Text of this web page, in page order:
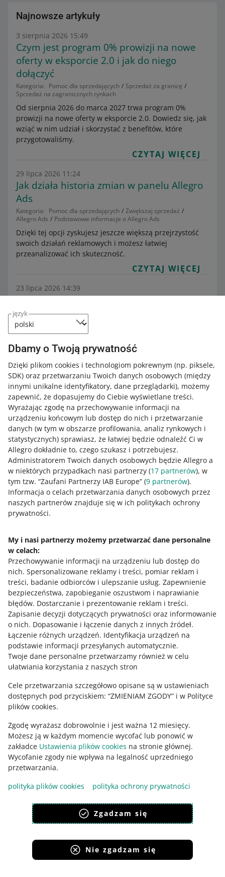
język
Dbamy o Twoją prywatność
Dzięki plikom cookies i technologiom pokrewnym (np. piksele,
SDK) oraz przetwarzaniu Twoich danych osobowych (między
innymi unikalne identyfikatory, dane przeglądarki), możemy
zapewnić, że dopasujemy do Ciebie wyświetlane treści.
Wyrażając zgodę na przechowywanie informacji na
urządzeniu końcowym lub dostęp do nich i przetwarzanie
danych (w tym w obszarze profilowania, analiz rynkowych i
statystycznych) sprawiasz, że łatwiej będzie odnaleźć Ci w
Allegro dokładnie to, czego szukasz i potrzebujesz.
Administratorem Twoich danych osobowych będzie Allegro a
w niektórych przypadkach nasi partnerzy (17 partnerów), w
tym tzw. “Zaufani Partnerzy IAB Europe” (9 partnerów).
Informacja o celach przetwarzania danych osobowych przez
naszych partnerów znajduje się w ich politykach ochrony
prywatności.
My i nasi partnerzy możemy przetwarzać dane personalne
w celach:
Przechowywanie informacji na urządzeniu lub dostęp do
nich. Spersonalizowane reklamy i treści, pomiar reklam i
treści, badanie odbiorców i ulepszanie usług. Zapewnienie
bezpieczeństwa, zapobieganie oszustwom i naprawianie
błędów. Dostarczanie i prezentowanie reklam i treści.
Zapisanie decyzji dotyczących prywatności oraz informowanie
o nich. Dopasowanie i łączenie danych z innych źródeł.
Łączenie różnych urządzeń. Identyfikacja urządzeń na
podstawie informacji przesyłanych automatycznie.
Twoje dane personalne przetwarzamy również w celu
ułatwiania korzystania z naszych stron
Cele przetwarzania szczegółowo opisane są w ustawieniach
dostępnych pod przyciskiem: “ZMIENIAM ZGODY” i w Polityce
plików cookies.
Zgodę wyrażasz dobrowolnie i jest ważna 12 miesięcy.
Możesz ją w każdym momencie wycofać lub ponowić w
zakładce Ustawienia plików cookies na stronie głównej.
Wycofanie zgody nie wpływa na legalność uprzedniego
przetwarzania.
polityka plików cookies
polityka ochrony prywatności
Zgadzam się
Nie zgadzam się
Najnowsze artykuły
3 sierpnia 2026 15:49
Czym jest program 0% prowizji na nowe
oferty w eksporcie 2.0 i jak do niego
dołączyć
Kategoria: Pomoc dla sprzedających
Sprzedaż za granicę
Sprzedaż na zagranicznych rynkach
Od sierpnia 2026 do marca 2027 trwa program 0%
prowizji na nowe oferty w eksporcie 2.0. Dowiedz się, jak
wziąć w nim udział i skorzystać z benefitów, które
przygotowaliśmy.
CZYTAJ WIĘCEJ
29 lipca 2026 11:24
Jak działa historia zmian w panelu Allegro
Ads
Kategoria: Pomoc dla sprzedających
Zwiększaj sprzedaż
Allegro Ads
Podstawowe informacje o Allegro Ads
Dzięki tej opcji zyskujesz jeszcze większą przejrzystość
swoich działań reklamowych i możesz łatwiej
przeanalizować ich skuteczność.
CZYTAJ WIĘCEJ
23 lipca 2026 14:39
Jak włączyć Baner pionowy w Allegro Ads
Kategoria: Pomoc dla sprzedających
Allegro Ads
Reklama graficzna dla zaawansowanych
Baner pionowy to rodzaj reklamy graficznej. Składa się z
grafiki, która prezentuje Twój produkt, markę lub
kategorię ofert. Dzięki niej kupujący mogą zapoznać się z
Twoją ofertą na przykład na stronie podziękowania za
zakup.
CZYTAJ WIĘCEJ
Ta strona jest też dostępna w innych językach
o allegro.pl
polski
čeština
English
slovenčina
o allegro.cz
polski
čeština
English
slovenčina
o allegro.sk
polski
English
slovenčina
wygląd:
Serwisy Grupy Allegro